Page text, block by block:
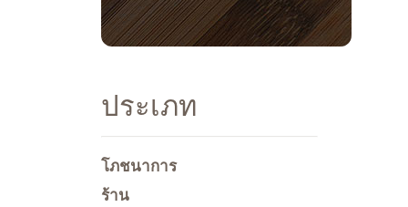
ประเภท
โภชนาการ
ร้าน